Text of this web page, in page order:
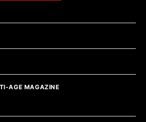
AGE MAGAZINE